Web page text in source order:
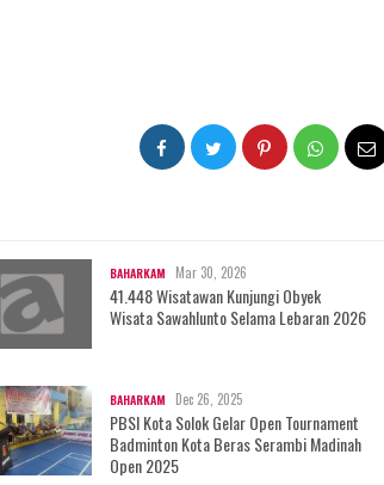
BAHARKAM Mar 30, 2026
41.448 Wisatawan Kunjungi Obyek
Wisata Sawahlunto Selama Lebaran 2026
BAHARKAM Dec 26, 2025
PBSI Kota Solok Gelar Open Tournament
Badminton Kota Beras Serambi Madinah
Open 2025